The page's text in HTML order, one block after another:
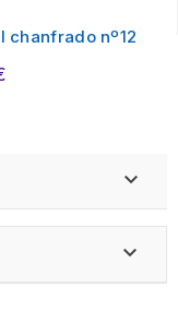
chanfrado nº12

